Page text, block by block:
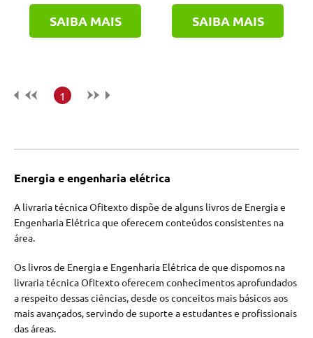
SAIBA MAIS SAIBA MAIS
1
Energia e engenharia elétrica
A livraria técnica Ofitexto dispõe de alguns livros de Energia e
Engenharia Elétrica que oferecem conteúdos consistentes na
área.
Os livros de Energia e Engenharia Elétrica de que dispomos na
livraria técnica Ofitexto oferecem conhecimentos aprofundados
a respeito dessas ciências, desde os conceitos mais básicos aos
mais avançados, servindo de suporte a estudantes e profissionais
das áreas.